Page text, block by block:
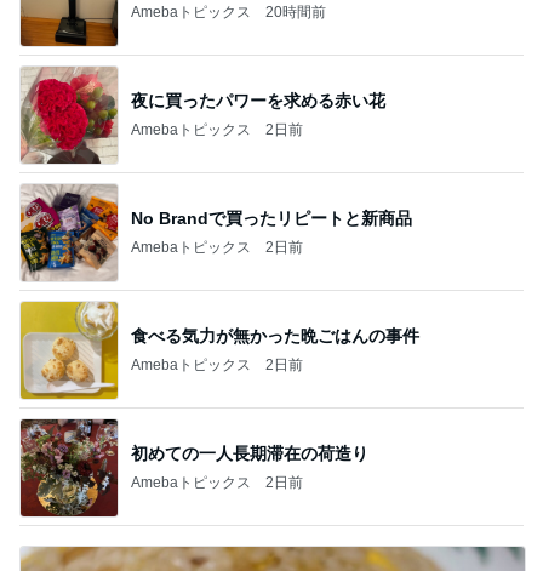
Amebaトピックス 20時間前
夜に買ったパワーを求める赤い花
Amebaトピックス 2日前
No Brandで買ったリピートと新商品
Amebaトピックス 2日前
食べる気力が無かった晩ごはんの事件
Amebaトピックス 2日前
初めての一人長期滞在の荷造り
Amebaトピックス 2日前